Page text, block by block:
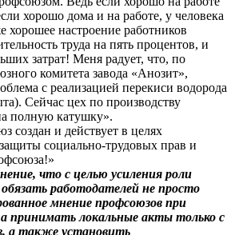
хорошо дома и на работе, у человека
настроение работников
труда на пять процентов, и
затрат! Меня радует, что, по
комитета завода «Анозит»,
с реализацией перекиси водорода
Сейчас цех по производству
полную катушку».
создан и действует в целях
социально-трудовых прав и
что с целью усиления роли
работодателей не просто
мнение профсоюзов при
принимать локальные акты только с
а также установить